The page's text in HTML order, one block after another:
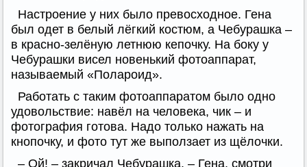
Настроение у них было превосходное. Гена
был одет в белый лёгкий костюм, а Чебурашка –
в красно-зелёную летнюю кепочку. На боку у
Чебурашки висел новенький фотоаппарат,
называемый «Полароид».
Работать с таким фотоаппаратом было одно
удовольствие: навёл на человека, чик – и
фотография готова. Надо только нажать на
кнопочку, и фото тут же выползает из щёлочки.
– Ой! – закричал Чебурашка. – Гена, смотри